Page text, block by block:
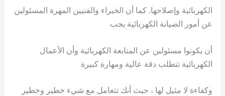
الكهربائية وإصلاحها. كما أن الخبراء والفنيين المهرة المسئولين
عن أمور الصيانة الكهربائية يجب
أن يكونوا مسئولين عن المتابعة الكهربائية وأن الأعمال
الكهربائية تتطلب دقة عالية ومهارة كبيرة
وكفاءة لا مثيل لها ، حيث أنك تتعامل مع شيء خطير وخطير